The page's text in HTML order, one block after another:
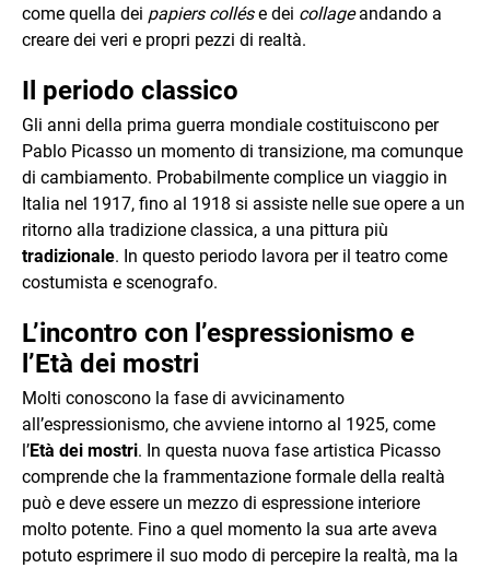
come quella dei papiers collése dei collageandando a
creare dei veri e propri pezzi di realtà.
Il periodo classico
Gli anni della prima guerra mondiale costituiscono per
Pablo Picasso un momento di transizione, ma comunque
di cambiamento. Probabilmente complice un viaggio in
Italia nel 1917, fino al 1918 si assiste nelle sue opere a un
ritorno alla tradizione classica, a una pittura più
tradizionale. In questo periodo lavora per il teatro come
costumista e scenografo.
L’incontro con l’espressionismo e
l’Età dei mostri
Molti conoscono la fase di avvicinamento
all’espressionismo, che avviene intorno al 1925, come
l’Età dei mostri. In questa nuova fase artistica Picasso
comprende che la frammentazione formale della realtà
può e deve essere un mezzo di espressione interiore
molto potente. Fino a quel momento la sua arte aveva
potuto esprimere il suo modo di percepire la realtà, ma la